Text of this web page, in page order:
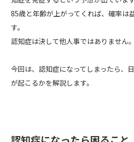
85歳と年齢が上がってくれば、確率は
す。
認知症は決して他人事ではありません。
今回は、認知症になってしまったら、
が起こるかを解説します。